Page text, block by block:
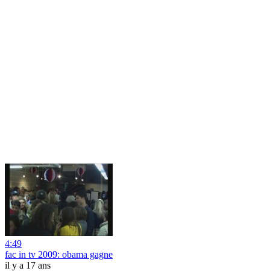
4:49
fac in tv 2009: obama gagne
il y a 17 ans